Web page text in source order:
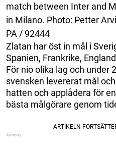
match between Inter and
in Milano. Photo: Petter
PA / 92444
Zlatan har öst in mål i
Spanien, Frankrike,
För nio olika lag och under
svensken levererat mål
hatten och applådera för
bästa målgörare genom